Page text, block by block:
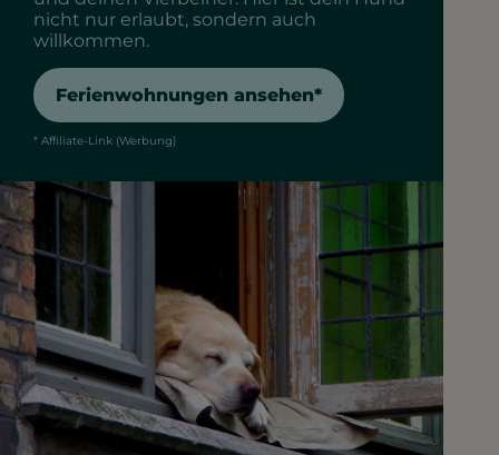
nicht nur erlaubt, sondern auch
willkommen.
Ferienwohnungen ansehen*
* Affiliate-Link (Werbung)